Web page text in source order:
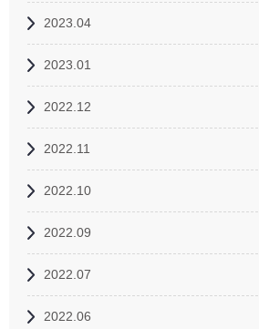
2023.04
2023.01
2022.12
2022.11
2022.10
2022.09
2022.07
2022.06